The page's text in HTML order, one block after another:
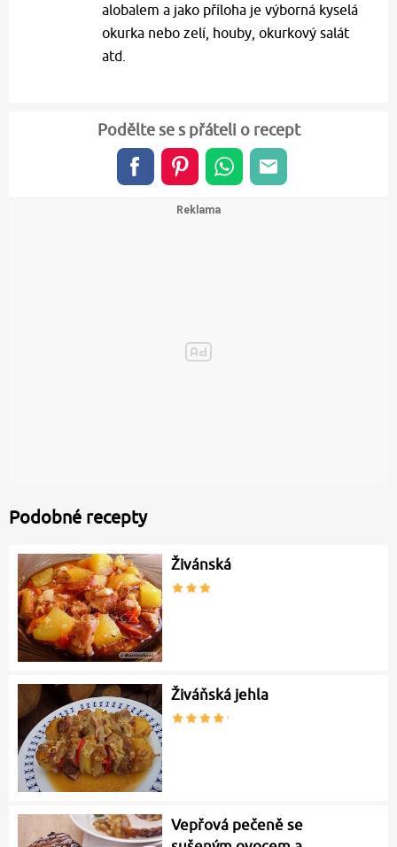
alobalem a jako příloha je výborná kyselá
okurka nebo zelí, houby, okurkový salát
atd.
Podělte se s přáteli o recept
Podobné recepty
Živánská
Živáňská jehla
Vepřová pečeně se